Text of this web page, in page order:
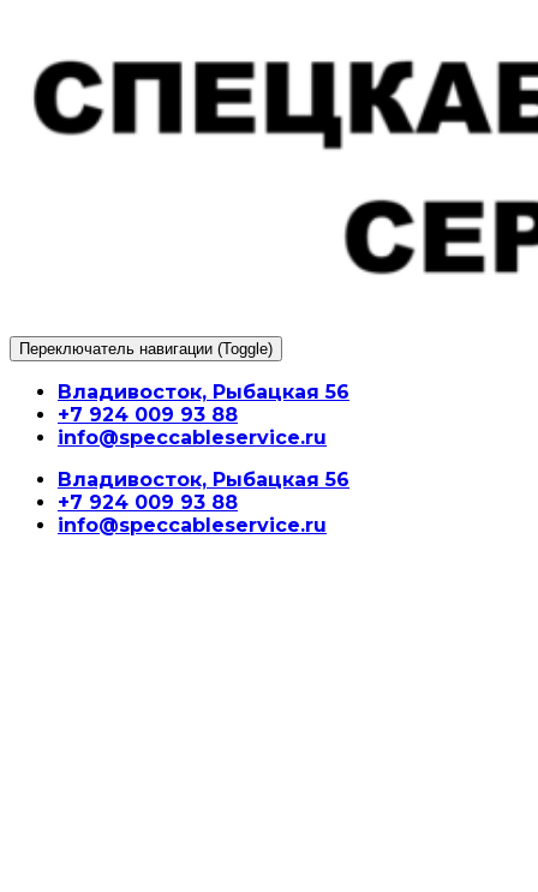
содержимому
Переключатель навигации (Toggle)
Владивосток, Рыбацкая 56
+7 924 009 93 88
info@speccableservice.ru
Владивосток, Рыбацкая 56
+7 924 009 93 88
info@speccableservice.ru